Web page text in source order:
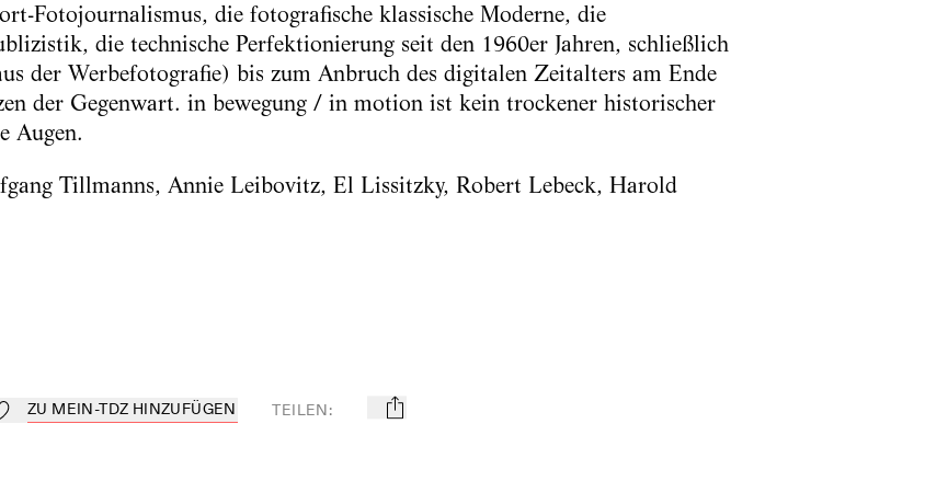
Fotojournalismus, die fotografische klassische Moderne, die
die technische Perfektionierung seit den 1960er Jahren, schließlich
der Werbefotografie) bis zum Anbruch des digitalen Zeitalters am Ende
der Gegenwart. in bewegung / in motion ist kein trockener historischer
Augen.
Tillmanns, Annie Leibovitz, El Lissitzky, Robert Lebeck, Harold
Mein-TdZ hinzufügen
ZU MEIN-TDZ HINZUFÜGEN TEILEN: mail